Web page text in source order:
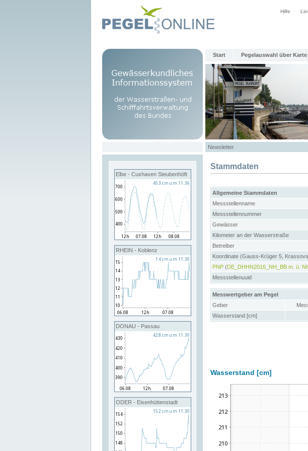
Hilfe
Start Pegelauswahl über Karte
Newsletter
Elbe - Cuxhaven Steubenhöft
RHEIN - Koblenz
DONAU - Passau
ODER - Eisenhüttenstadt
Stammdaten
Allgemeine Stammdaten
Messstellenname
Messstellennummer
Gewässer
Kilometer an der Wasserstraße
Betreiber
Koordinate (Gauss-Krüger 5,
PNP (DE_DHHN2016_NH_BB m. ü.
Messstellenuuid
Messwertgeber am Pegel
Geber
Wasserstand [cm]
Wasserstand [cm]